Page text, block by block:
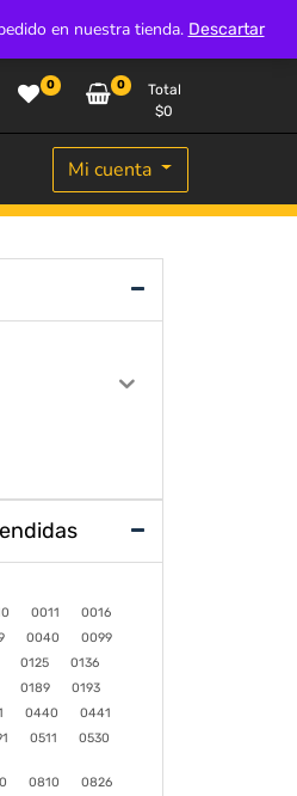
en nuestra tienda. Descartar
0 0
Total
$0
Mi cuenta
0011
0016
0040
0099
0125
0136
0189
0193
0440
0441
0511 0530
0810 0826